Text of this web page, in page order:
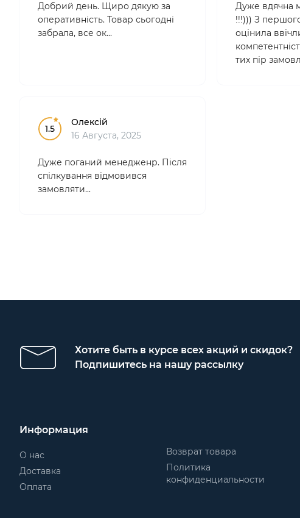
Добрий день. Щиро дякую за
оперативність. Товар сьогодні
забрала, все ок...
Дуже вдячна
!!!))) З
оцінила
тих пір
1.5
Олексій
16 Августа, 2025
Дуже поганий менедженр. Після
спілкування відмовився
замовляти...
Хотите быть в курсе всех акций и скидок?
Подпишитесь на нашу рассылку
Информация
О нас
Доставка
Оплата
Возврат товара
Политика
конфиденциальности